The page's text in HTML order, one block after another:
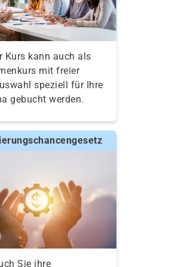
Kurs kann auch als
mit freier
speziell für Ihre
gebucht werden.
Sie ihre